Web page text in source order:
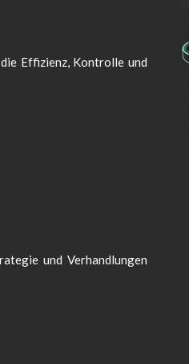
Effizienz, Kontrolle und
und Verhandlungen